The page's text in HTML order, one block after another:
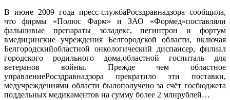
В июне 2009 года пресс-службаРос­здравнадзора сообщила,
что фирмы «Полюс Фарм» и ЗАО «Формед»поставляли
фальшивые препараты золадекс, пегинтрон и фортум
вмедицинские учреждения Белгородской области, включая
Белгородскийобластной онкологический диспансер, филиал
городского родильного дома,областной госпиталь для
ветеранов войны. Прежде чем областное
управлениеРосздравнадзора прекратило эти поставки,
медучреждениями области былополучено за счёт госбюджета
поддельных медикаментов на сумму более 2 млнрублей…